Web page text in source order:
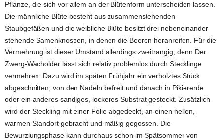
Pflanze, die sich vor allem an der Blütenform unterscheiden lassen.
Die männliche Blüte besteht aus zusammenstehenden
Staubgefäßen und die weibliche Blüte besitzt drei nebeneinander
stehende Samenknospen, in denen die Beeren heranreifen. Für die
Vermehrung ist dieser Umstand allerdings zweitrangig, denn Der
Zwerg-Wacholder lässt sich relativ problemlos durch Stecklinge
vermehren. Dazu wird im späten Frühjahr ein verholztes Stück
abgeschnitten, von den Nadeln befreit und danach in Pikiererde
oder ein anderes sandiges, lockeres Substrat gesteckt. Zusätzlich
wird der Steckling mit einer Folie abgedeckt, an einen hellen,
warmen Standort gebracht und mäßig gegossen. Die
Bewurzlungsphase kann durchaus schon im Spätsommer von